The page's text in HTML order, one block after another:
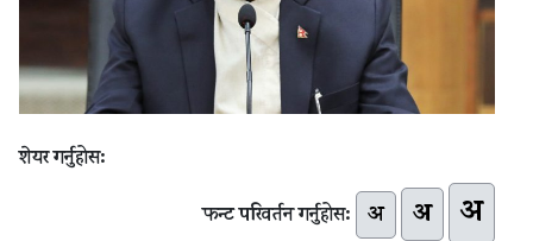
शेयर गर्नुहोस:
फन्ट परिवर्तन गर्नुहोस: अ अ अ